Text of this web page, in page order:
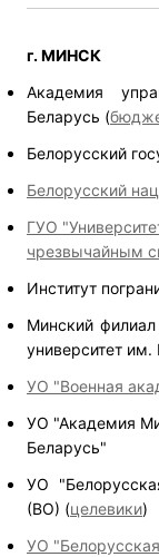
г. МИНСК
Академия
Беларусь (
Белорусский
Белорусский
ГУО
чрезвычайным
Институт
Минский
университет
УО "Военная
УО "Академия
Беларусь"
УО
(ВО) (целевики)
УО